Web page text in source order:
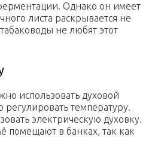
Однако он имеет
листа раскрывается не
не любят этот
использовать духовой
температуру.
электрическую духовку.
помещают в банках, так как